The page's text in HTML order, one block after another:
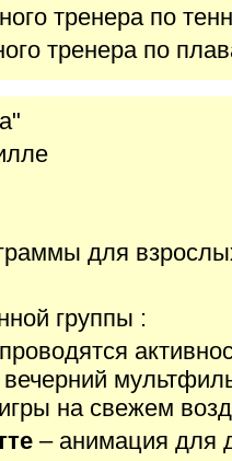
тренера по
тренера по
для
группы :
вечерний
на свежем
– анимация для